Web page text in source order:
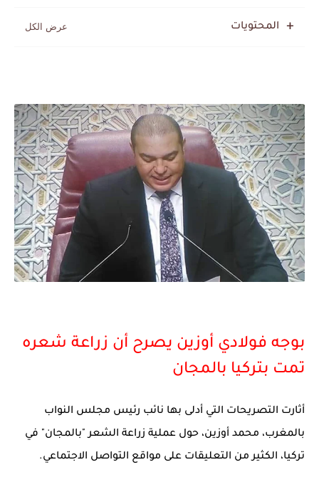
المحتويات
بوجه فولادي أوزين يصرح أن زراعة شعره
تمت بتركيا بالمجان
أثارت التصريحات التي أدلى بها نائب رئيس مجلس النواب
بالمغرب، محمد أوزين، حول عملية زراعة الشعر "بالمجان" في
تركيا، الكثير من التعليقات على مواقع التواصل الاجتماعي.